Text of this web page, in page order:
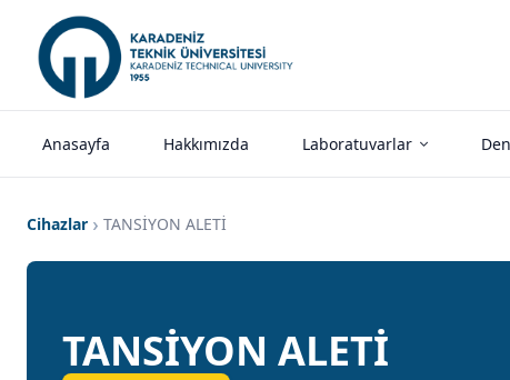
Anasayfa Hakkımızda Laboratuvarlar
Cihazlar TANSİYON ALETİ
TANSİYON ALETİ